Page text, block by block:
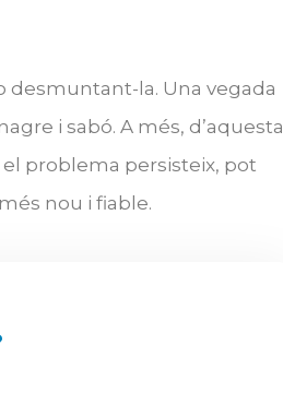
desmuntant-la. Una vegada
i sabó. A més, d’aquesta
el problema persisteix, pot
nou i fiable.